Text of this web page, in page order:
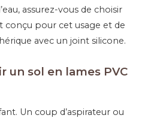
assurez-vous de choisir
pour cet usage et de
avec un joint silicone.
un sol en lames PVC
Un coup d’aspirateur ou